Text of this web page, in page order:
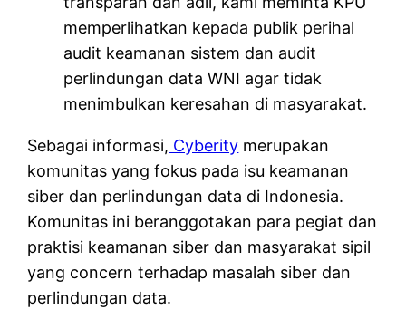
memperlihatkan kepada publik perihal
audit keamanan sistem dan audit
perlindungan data WNI agar tidak
menimbulkan keresahan di masyarakat.
Sebagai informasi, Cyberity merupakan
komunitas yang fokus pada isu keamanan
siber dan perlindungan data di Indonesia.
Komunitas ini beranggotakan para pegiat dan
praktisi keamanan siber dan masyarakat sipil
yang concern terhadap masalah siber dan
perlindungan data.